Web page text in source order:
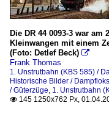
Die DR 44 0093-3 war
Kleinwangen mit einem
(Foto: Detlef Beck) 
Frank Thomas
1. Unstrutbahn (KBS 585) /
Historische Bilder / Dampfloks
/ Güterzüge, 1. Unstrutbahn
 145 1250x762 Px,